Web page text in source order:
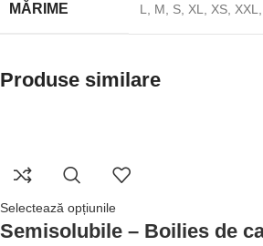
MĂRIME L M S XL XS XXL
Produse similare
Selectează opțiunile
Semisolubile – Boilies de